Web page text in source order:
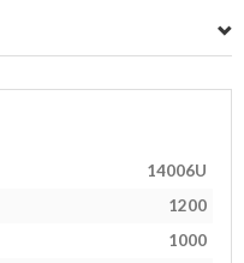
14006U
1200
1000